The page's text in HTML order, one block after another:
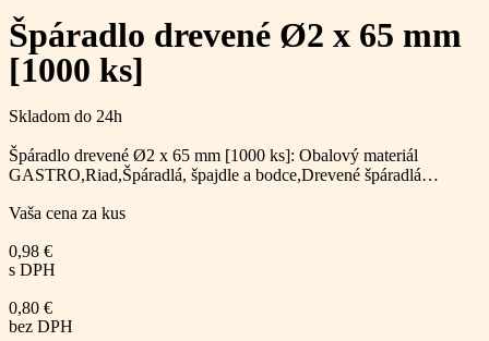
Špáradlo drevené Ø2 x 65 mm
[1000 ks]
Skladom do 24h
Špáradlo drevené Ø2 x 65 mm [1000 ks]: Obalový materiál
GASTRO,Riad,Špáradlá, špajdle a bodce,Drevené špáradlá…
Vaša cena za kus
0,98 €
s DPH
0,80 €
bez DPH